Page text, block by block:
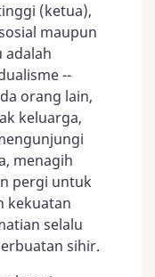
(ketua),
maupun
adalah
--
orang lain,
keluarga,
menagih
pergi untuk
kekuatan
selalu
sihir.